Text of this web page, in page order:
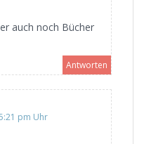
auch noch Bücher
Antworten
pm Uhr